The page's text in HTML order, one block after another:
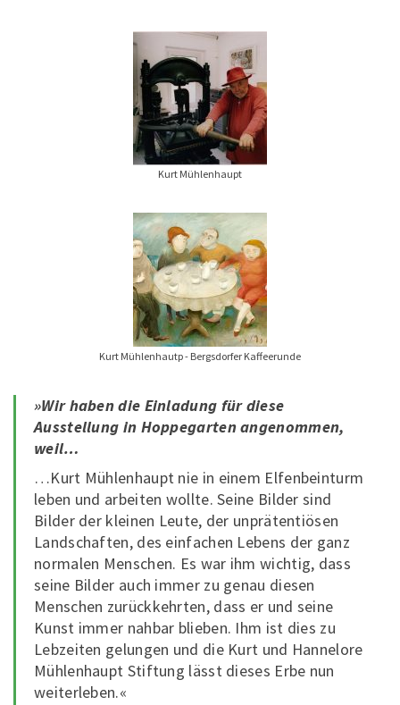
Kurt Mühlenhaupt
Kurt Mühlenhautp - Bergsdorfer Kaffeerunde
»Wir haben die Einladung für diese
Ausstellung in Hoppegarten angenommen,
weil…
…Kurt Mühlenhaupt nie in einem Elfenbeinturm
leben und arbeiten wollte. Seine Bilder sind
Bilder der kleinen Leute, der unprätentiösen
Landschaften, des einfachen Lebens der ganz
normalen Menschen. Es war ihm wichtig, dass
seine Bilder auch immer zu genau diesen
Menschen zurückkehrten, dass er und seine
Kunst immer nahbar blieben. Ihm ist dies zu
Lebzeiten gelungen und die Kurt und Hannelore
Mühlenhaupt Stiftung lässt dieses Erbe nun
weiterleben.«